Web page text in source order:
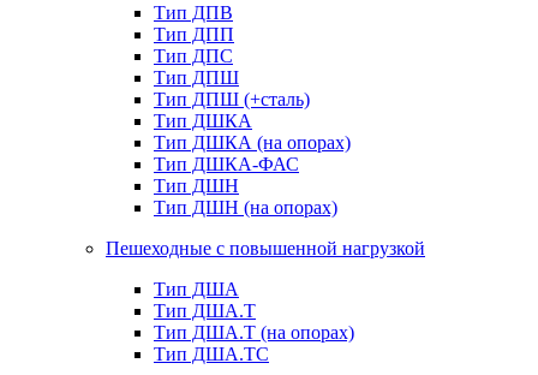
Тип ДПВ
Тип ДПП
Тип ДПС
Тип ДПШ
Тип ДПШ (+сталь)
Тип ДШКА
Тип ДШКА (на опорах)
Тип ДШКА-ФАС
Тип ДШН
Тип ДШН (на опорах)
Пешеходные с повышенной нагрузкой
Тип ДША
Тип ДША.Т
Тип ДША.Т (на опорах)
Тип ДША.ТС